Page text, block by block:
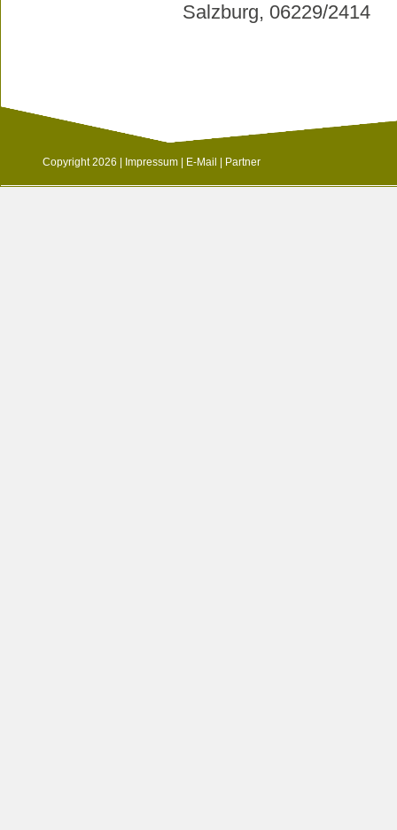
Salzburg, 06229/2414
Copyright 2026 | Impressum E-Mail Partner